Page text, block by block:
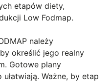
etapów diety,
Low Fodmap.
należy
określić jego realny
Gotowe plany
Ważne, by etap